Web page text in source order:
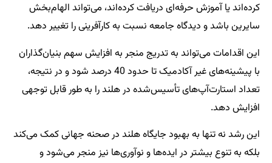
کرده‌اند یا آموزش حرفه‌ای دریافت کرده‌اند، می‌تواند الهام‌بخش
سایرین باشد و دیدگاه جامعه نسبت به کارآفرینی را تغییر دهد.
این اقدامات می‌تواند به تدریج منجر به افزایش سهم بنیان‌گذاران
با پیشینه‌های غیر آکادمیک تا حدود 40 درصد شود و در نتیجه،
تعداد استارت‌آپ‌های تأسیس‌شده در هلند را به طور قابل توجهی
افزایش دهد.
این رشد نه تنها به بهبود جایگاه هلند در صحنه جهانی کمک می‌کند
بلکه به تنوع بیشتر در ایده‌ها و نوآوری‌ها نیز منجر می‌شود و